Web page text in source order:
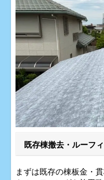
既存棟撤去・ルーフ
まずは既存の棟板金・